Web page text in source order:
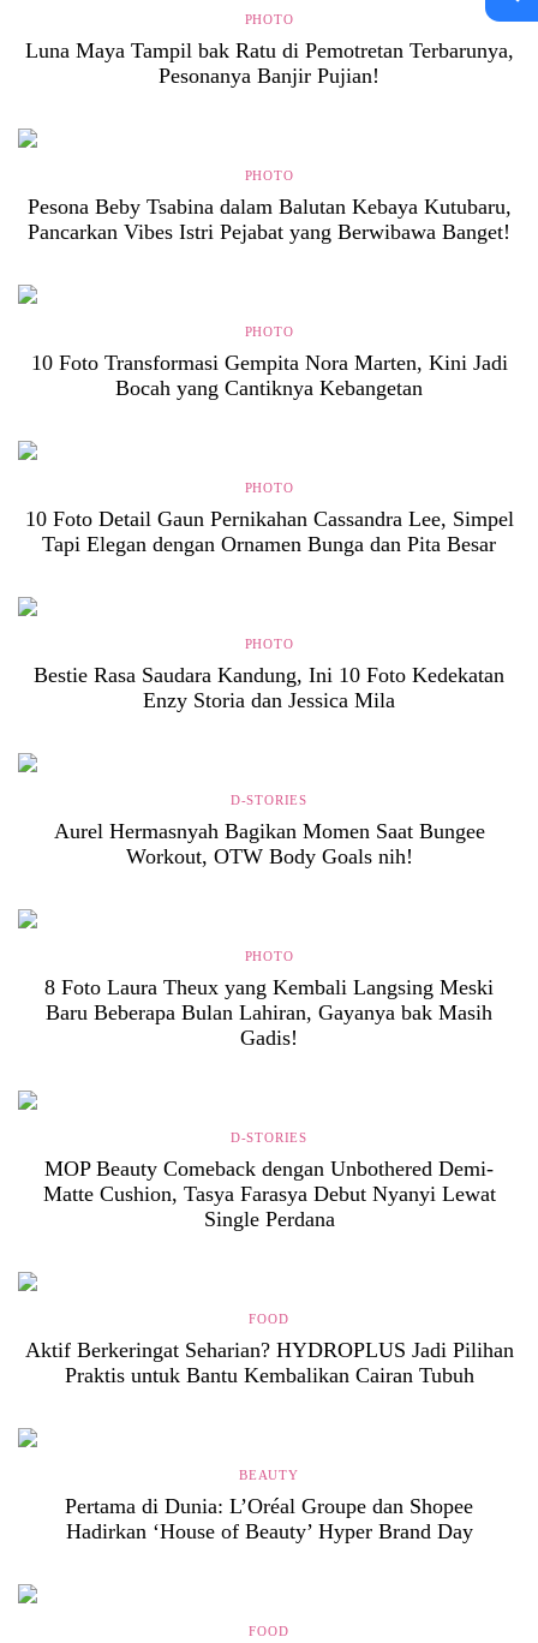
PHOTO
Luna Maya Tampil bak Ratu di Pemotretan Terbarunya,
Pesonanya Banjir Pujian!
PHOTO
Pesona Beby Tsabina dalam Balutan Kebaya Kutubaru,
Pancarkan Vibes Istri Pejabat yang Berwibawa Banget!
PHOTO
10 Foto Transformasi Gempita Nora Marten, Kini Jadi
Bocah yang Cantiknya Kebangetan
PHOTO
10 Foto Detail Gaun Pernikahan Cassandra Lee, Simpel
Tapi Elegan dengan Ornamen Bunga dan Pita Besar
PHOTO
Bestie Rasa Saudara Kandung, Ini 10 Foto Kedekatan
Enzy Storia dan Jessica Mila
D-STORIES
Aurel Hermasnyah Bagikan Momen Saat Bungee
Workout, OTW Body Goals nih!
PHOTO
8 Foto Laura Theux yang Kembali Langsing Meski
Baru Beberapa Bulan Lahiran, Gayanya bak Masih
Gadis!
D-STORIES
MOP Beauty Comeback dengan Unbothered Demi-
Matte Cushion, Tasya Farasya Debut Nyanyi Lewat
Single Perdana
FOOD
Aktif Berkeringat Seharian? HYDROPLUS Jadi Pilihan
Praktis untuk Bantu Kembalikan Cairan Tubuh
BEAUTY
Pertama di Dunia: L’Oréal Groupe dan Shopee
Hadirkan ‘House of Beauty’ Hyper Brand Day
FOOD